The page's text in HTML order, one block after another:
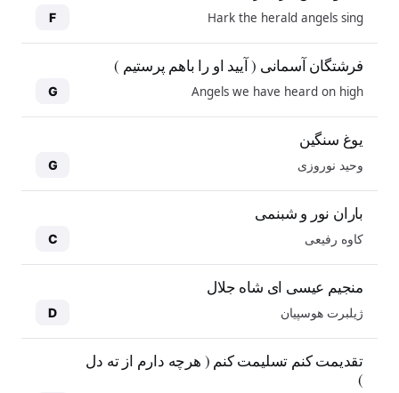
Hark the herald angels sing
F
فرشتگان آسمانی ( آیید او را باهم پرستیم )
Angels we have heard on high
G
یوغ سنگین
وحید نوروزی G
باران نور و شبنمی
کاوه رفیعی C
منجیم عیسی ای شاه جلال
ژیلبرت هوسپیان D
تقدیمت کنم تسلیمت کنم ( هرچه دارم از ته دل
)